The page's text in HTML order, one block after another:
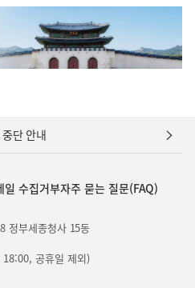
단 안내
일 수집거부자주 묻는 질문(FAQ)
정부세종청사 15동
공휴일 제외)